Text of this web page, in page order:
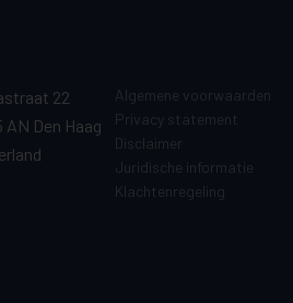
22
AN Den Haag
Algemene voorwaarden
Privacy statement
Disclaimer
Juridische informatie
Klachtenregeling